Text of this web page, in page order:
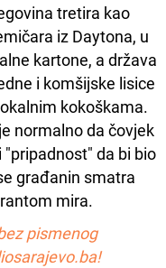
tretira kao
iz Daytona, u
kartone, a država
i komšijske lisice
kokoškama.
normalno da čovjek
da bi bio
građanin smatra
mira.
pismenog